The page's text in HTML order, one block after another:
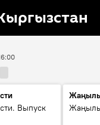
Выпуск